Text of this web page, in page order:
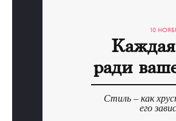
10
ради
Стиль – как
его